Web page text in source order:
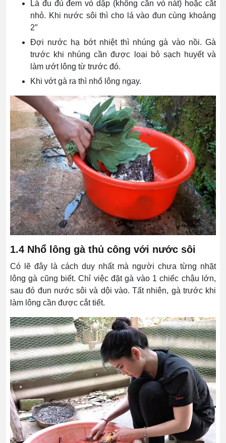
Lá đu đủ đem vò dập (không cần vò nát) hoặc cắt
nhỏ. Khi nước sôi thì cho lá vào đun cùng khoảng
2″
Đợi nước hạ bớt nhiệt thì nhúng gà vào nồi. Gà
trước khi nhúng cần được loại bỏ sạch huyết và
làm ướt lông từ trước đó.
Khi vớt gà ra thì nhổ lông ngay.
1.4 Nhổ lông gà thủ công với nước sôi
Có lẽ đây là cách duy nhất mà người chưa từng nhặt
lông gà cũng biết. Chỉ việc đặt gà vào 1 chiếc chậu lớn,
sau đó đun nước sôi và dội vào. Tất nhiên, gà trước khi
làm lông cần được cắt tiết.